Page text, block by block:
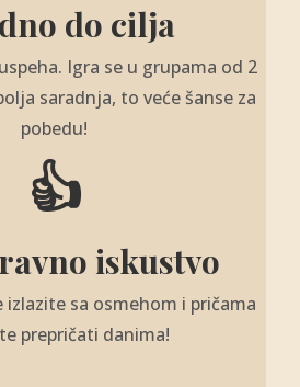
do cilja
Igra se u grupama od 2
saradnja, to veće šanse za
pobedu!
👍
iskustvo
sa osmehom i pričama
prepričati danima!